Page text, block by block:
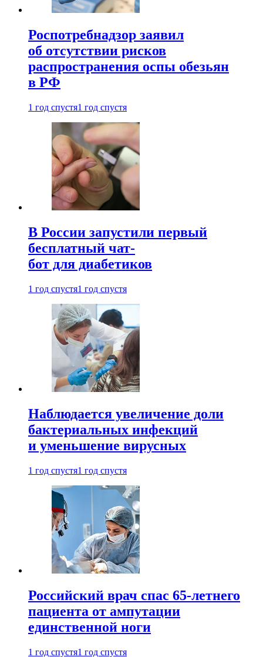
Роспотребнадзор заявил
об отсутствии рисков
распространения оспы обезьян
в РФ
1 год спустя1 год спустя
В России запустили первый
бесплатный чат-
бот для диабетиков
1 год спустя1 год спустя
Наблюдается увеличение доли
бактериальных инфекций
и уменьшение вирусных
1 год спустя1 год спустя
Российский врач спас 65-летнего
пациента от ампутации
единственной ноги
1 год спустя1 год спустя